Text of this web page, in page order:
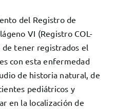
del Registro de
VI (Registro COL-
tener registrados el
con esta enfermedad
de historia natural, de
pediátricos y
en la localización de